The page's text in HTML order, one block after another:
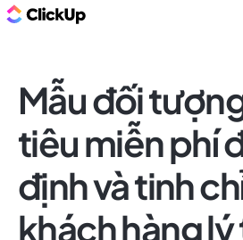
Mẫu đối
tiêu miễn phí
định và tinh
khách hàng